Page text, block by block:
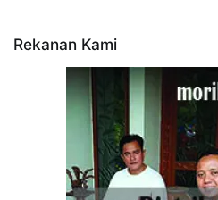
Rekanan Kami